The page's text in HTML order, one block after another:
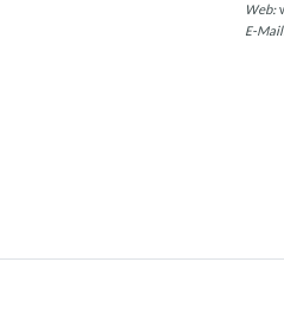
Web:
E-